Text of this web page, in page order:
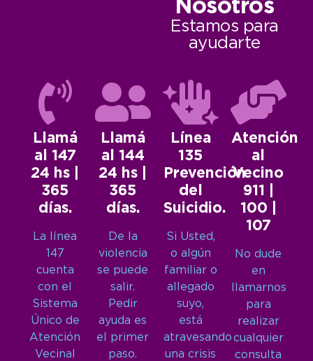
Nosotros
Estamos para
ayudarte
Llamá
al 147
24 hs |
365
días.
La línea
147
cuenta
con el
Sistema
Único de
Atención
Vecinal
Llamá
al 144
24 hs |
365
días.
De la
violencia
se puede
salir.
Pedir
ayuda es
el primer
paso.
Línea
135
Prevención
del
Suicidio.
Si Usted,
o algún
familiar o
allegado
suyo,
está
atravesando
una crisis
Atención
al
Vecino
911 |
100 |
107
No dude
en
llamarnos
para
realizar
cualquier
consulta